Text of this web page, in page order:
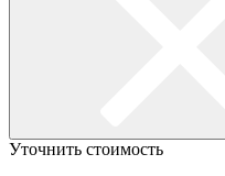
Уточнить стоимость